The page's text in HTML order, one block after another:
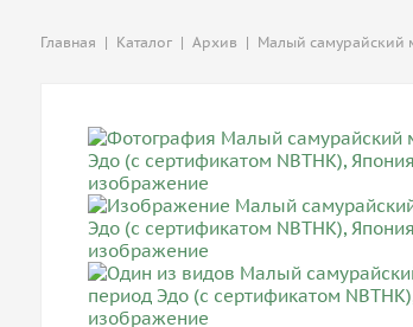
Главная | Каталог | Архив | Малый самурайский